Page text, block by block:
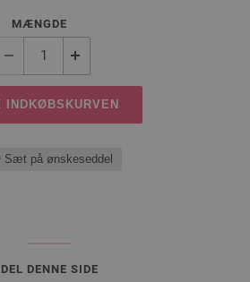
MÆNGDE
INDKØBSKURVEN
Sæt på ønskeseddel
DEL DENNE SIDE